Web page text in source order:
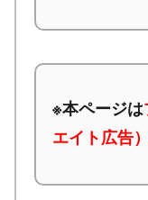
※本ページは
エイト広告